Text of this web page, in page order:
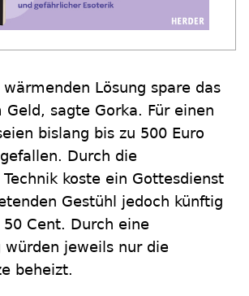
Lösung spare das
Geld, sagte Gorka. Für einen
bislang bis zu 500 Euro
Durch die
koste ein Gottesdienst
Gestühl jedoch künftig
Cent. Durch eine
würden jeweils nur die
beheizt.